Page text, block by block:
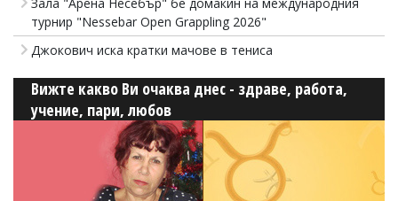
турнир "Nessebar Open Grappling 2026"
Джокович иска кратки мачове в тениса
Вижте какво Ви очаква днес - здраве, работа,
учение, пари, любов